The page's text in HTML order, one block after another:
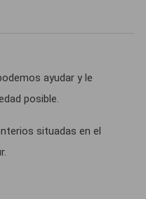
ayudar y le
posible.
situadas en el